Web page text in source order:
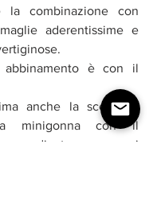
la combinazione con
aderentissime e
è con il
anche la scelta di
minigonna con il
coordinato, come i